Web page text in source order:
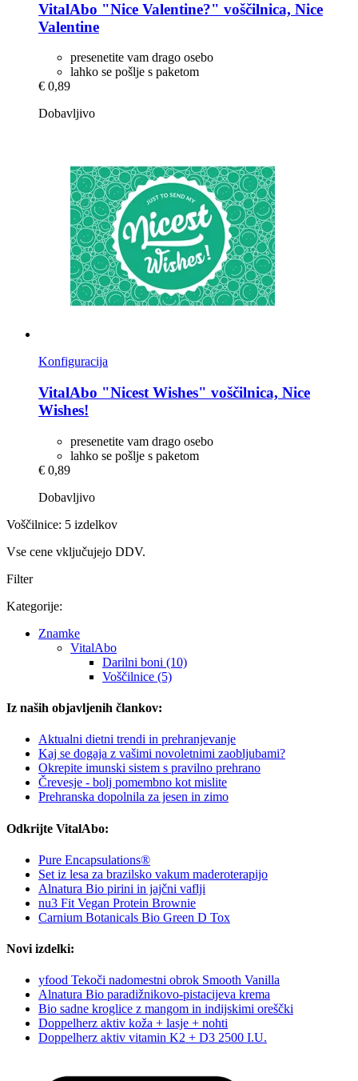
VitalAbo "Nice Valentine?" voščilnica, Nice
Valentine
presenetite vam drago osebo
lahko se pošlje s paketom
€ 0,89
Dobavljivo
Konfiguracija
VitalAbo "Nicest Wishes" voščilnica, Nice
Wishes!
presenetite vam drago osebo
lahko se pošlje s paketom
€ 0,89
Dobavljivo
Voščilnice: 5 izdelkov
Vse cene vključujejo DDV.
Filter
Kategorije:
Znamke
VitalAbo
Darilni boni (10)
Voščilnice (5)
Iz naših objavljenih člankov:
Aktualni dietni trendi in prehranjevanje
Kaj se dogaja z vašimi novoletnimi zaobljubami?
Okrepite imunski sistem s pravilno prehrano
Črevesje - bolj pomembno kot mislite
Prehranska dopolnila za jesen in zimo
Odkrijte VitalAbo:
Pure Encapsulations®
Set iz lesa za brazilsko vakum maderoterapijo
Alnatura Bio pirini in jajčni vaflji
nu3 Fit Vegan Protein Brownie
Carnium Botanicals Bio Green D Tox
Novi izdelki:
yfood Tekoči nadomestni obrok Smooth Vanilla
Alnatura Bio paradižnikovo-pistacijeva krema
Bio sadne kroglice z mangom in indijskimi oreščki
Doppelherz aktiv koža + lasje + nohti
Doppelherz aktiv vitamin K2 + D3 2500 I.U.